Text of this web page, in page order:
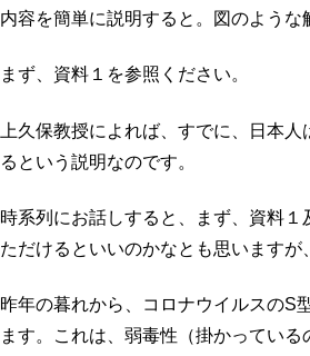
内容を簡単に説明すると。図のような
まず、資料１を参照ください。
上久保教授によれば、すでに、日本
るという説明なのです。
時系列にお話しすると、まず、資料１
ただけるといいのかなとも思いますが、
昨年の暮れから、コロナウイルスのS
ます。これは、弱毒性（掛かってい